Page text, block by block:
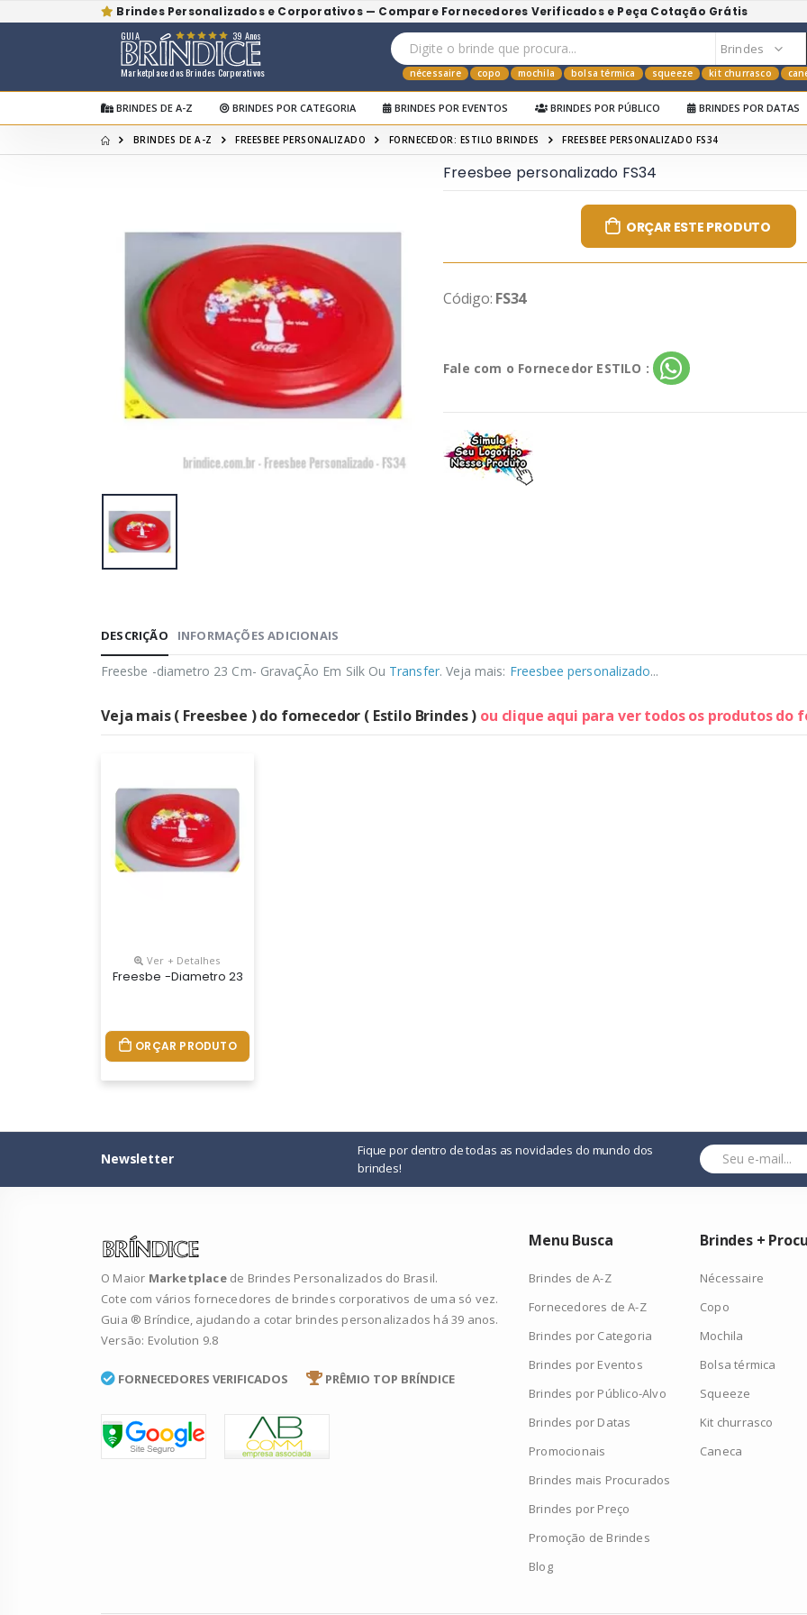
Brindes Personalizados e Corporativos — Compare Fornecedores Verificados e Peça Cotação Grátis
Marketplace dos Brindes Corporativos
GUIA 39 Anos
nécessaire copo mochila bolsa térmica squeeze kit churrasco
BRINDES DE A-Z BRINDES POR CATEGORIA BRINDES POR EVENTOS BRINDES POR PÚBLICO BRINDES POR DATAS
BRINDES DE A-Z FREESBEE PERSONALIZADO FORNECEDOR: ESTILO BRINDES FREESBEE PERSONALIZADO FS34
Freesbee personalizado FS34
ORÇAR ESTE PRODUTO
Código: FS34
Fale com o Fornecedor ESTILO :
DESCRIÇÃO INFORMAÇÕES ADICIONAIS
Freesbe -diametro 23 Cm- GravaÇÃo Em Silk Ou Transfer. Veja mais: Freesbee personalizado...
Veja mais ( Freesbee ) do fornecedor ( Estilo Brindes ) ou clique aqui para ver todos os produtos do
Ver + Detalhes
Freesbe -diametro 23 Cm- GravaÇÃo Em Silk Ou Transfer
ORÇAR PRODUTO
Newsletter
Fique por dentro de todas as novidades do mundo dos
brindes!
O Maior Marketplace de Brindes Personalizados do Brasil.
Cote com vários fornecedores de brindes corporativos de uma só vez.
Guia ® Bríndice, ajudando a cotar brindes personalizados há 39 anos.
Versão: Evolution 9.8
FORNECEDORES VERIFICADOS PRÊMIO TOP BRÍNDICE
Menu Busca
Brindes de A-Z
Fornecedores de A-Z
Brindes por Categoria
Brindes por Eventos
Brindes por Público-Alvo
Brindes por Datas
Promocionais
Brindes mais Procurados
Brindes por Preço
Promoção de Brindes
Blog
Brindes +
Nécessaire
Copo
Mochila
Bolsa térmica
Squeeze
Kit churrasco
Caneca